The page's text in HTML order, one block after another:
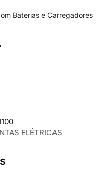
Baterias e Carregadores
ELÉTRICAS